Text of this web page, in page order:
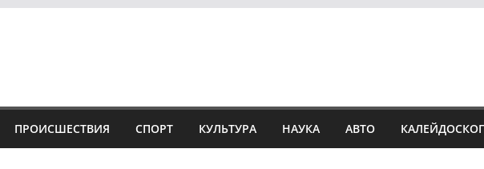
ПРОИСШЕСТВИЯ СПОРТ КУЛЬТУРА НАУКА АВТО